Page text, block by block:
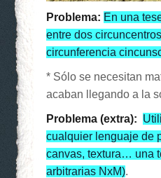
Problema: En una
entre dos
circunferencia
* Sólo se necesitan
acaban llegando a la
Problema (extra):
cualquier lenguaje de
canvas, textura… una
arbitrarias NxM).